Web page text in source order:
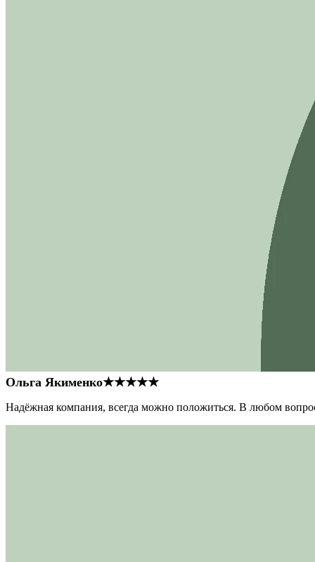
Ольга Якименко★★★★★
Надёжная компания, всегда можно положиться. В любом